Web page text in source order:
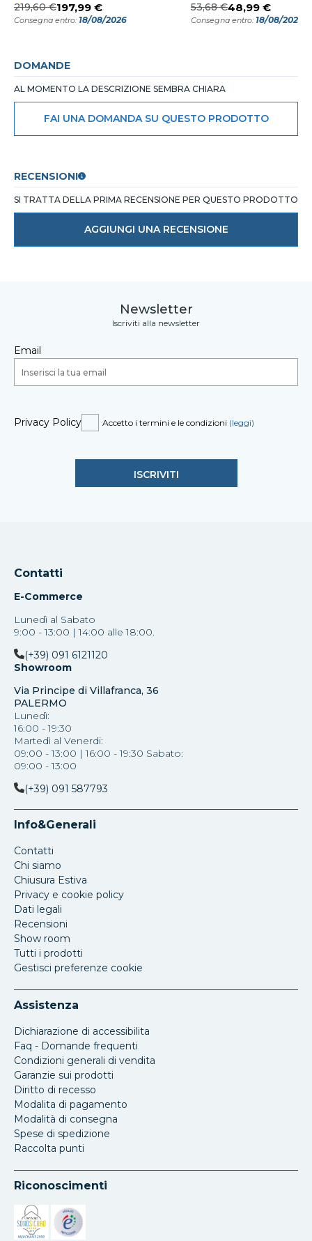
219,60 €197,99 €
Consegna entro: 18/08/2026
53,68 €48,99 €
Consegna entro: 18/08/2026
DOMANDE
AL MOMENTO LA DESCRIZIONE SEMBRA CHIARA
FAI UNA DOMANDA SU QUESTO PRODOTTO
RECENSIONI
SI TRATTA DELLA PRIMA RECENSIONE PER QUESTO PRODOTTO
AGGIUNGI UNA RECENSIONE
Newsletter
Iscriviti alla newsletter
Email
Privacy Policy Accetto i termini e le condizioni (leggi)
Contatti
E-Commerce
Lunedì al Sabato
9:00 - 13:00 | 14:00 alle 18:00.
(+39) 091 6121120
Showroom
Via Principe di Villafranca, 36
PALERMO
Lunedì:
16:00 - 19:30
Martedì al Venerdi:
09:00 - 13:00 | 16:00 - 19:30 Sabato:
09:00 - 13:00
(+39) 091 587793
Info&Generali
Contatti
Chi siamo
Chiusura Estiva
Privacy e cookie policy
Dati legali
Recensioni
Show room
Tutti i prodotti
Gestisci preferenze cookie
Assistenza
Dichiarazione di accessibilita
Faq - Domande frequenti
Condizioni generali di vendita
Garanzie sui prodotti
Diritto di recesso
Modalita di pagamento
Modalità di consegna
Spese di spedizione
Raccolta punti
Riconoscimenti